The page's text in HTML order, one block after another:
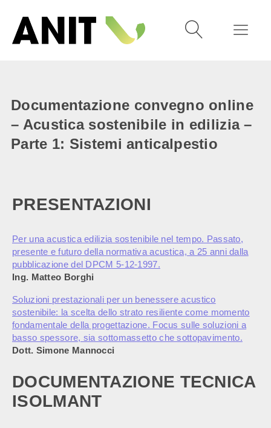
Documentazione convegno online
– Acustica sostenibile in edilizia –
Parte 1: Sistemi anticalpestio
PRESENTAZIONI
Per una acustica edilizia sostenibile nel tempo. Passato,
presente e futuro della normativa acustica, a 25 anni dalla
pubblicazione del DPCM 5-12-1997.
Ing. Matteo Borghi
Soluzioni prestazionali per un benessere acustico
sostenibile: la scelta dello strato resiliente come momento
fondamentale della progettazione. Focus sulle soluzioni a
basso spessore, sia sottomassetto che sottopavimento.
Dott. Simone Mannocci
DOCUMENTAZIONE TECNICA
ISOLMANT